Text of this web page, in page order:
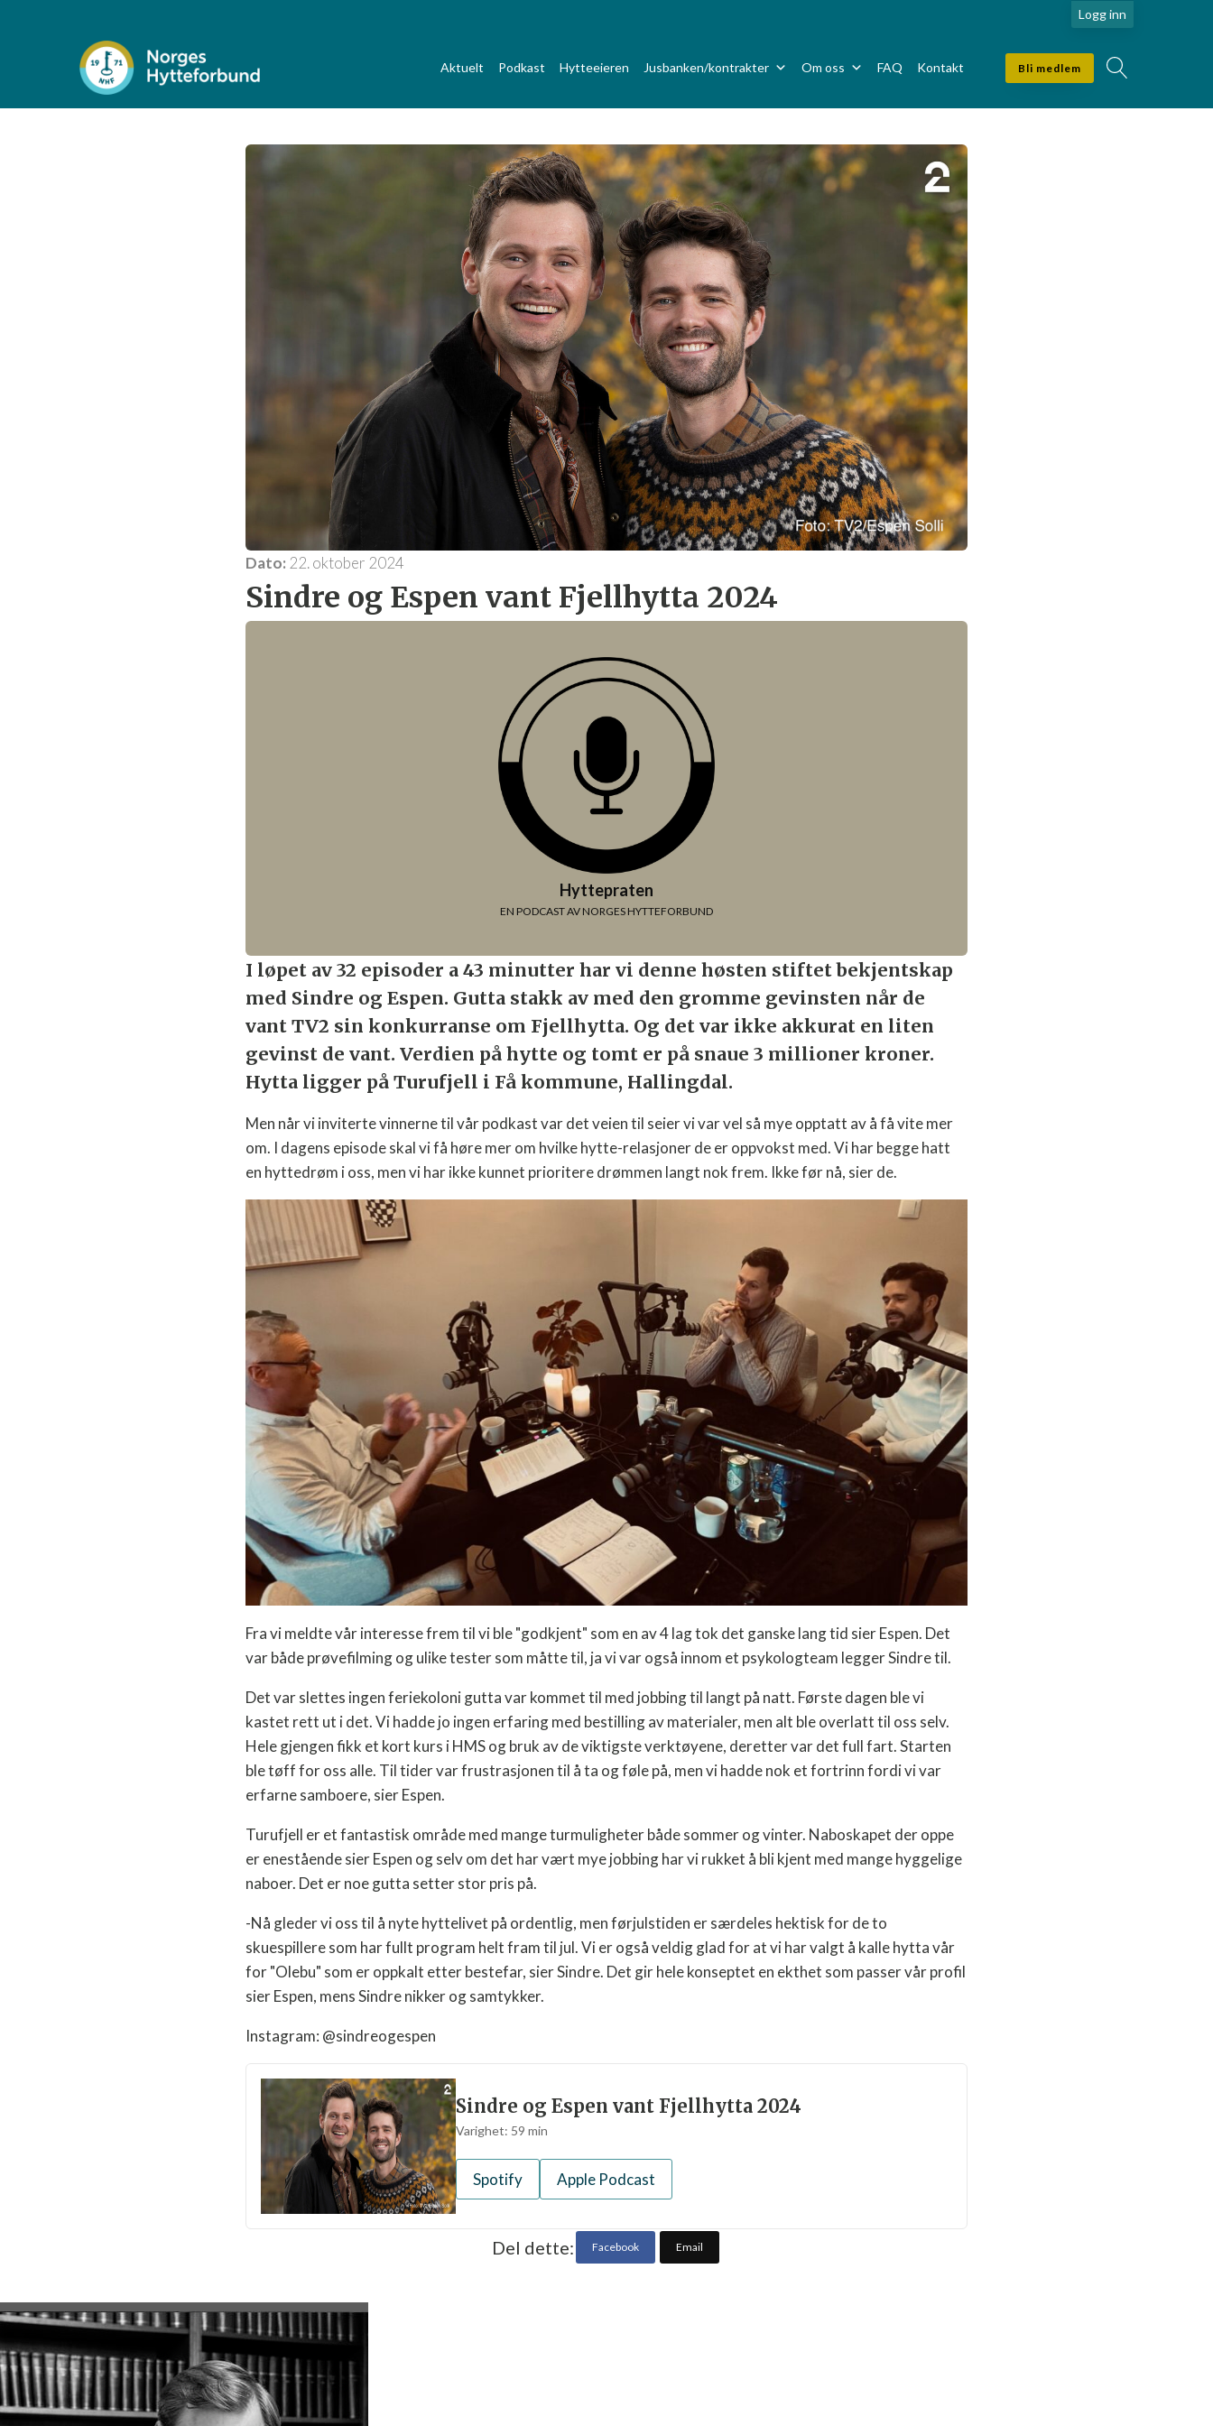
Logg inn
Aktuelt Podkast Hytteeieren Jusbanken/kontrakter Om oss FAQ Kontakt Bli medlem
Dato: 22. oktober 2024
Sindre og Espen vant Fjellhytta 2024
Hyttepraten
EN PODCAST AV NORGES HYTTEFORBUND
I løpet av 32 episoder a 43 minutter har vi denne høsten stiftet bekjentskap
med Sindre og Espen. Gutta stakk av med den gromme gevinsten når de
vant TV2 sin konkurranse om Fjellhytta. Og det var ikke akkurat en liten
gevinst de vant. Verdien på hytte og tomt er på snaue 3 millioner kroner.
Hytta ligger på Turufjell i Få kommune, Hallingdal.
Men når vi inviterte vinnerne til vår podkast var det veien til seier vi var vel så mye opptatt av å få vite mer
om. I dagens episode skal vi få høre mer om hvilke hytte-relasjoner de er oppvokst med. Vi har begge hatt
en hyttedrøm i oss, men vi har ikke kunnet prioritere drømmen langt nok frem. Ikke før nå, sier de.
Fra vi meldte vår interesse frem til vi ble "godkjent" som en av 4 lag tok det ganske lang tid sier Espen. Det
var både prøvefilming og ulike tester som måtte til, ja vi var også innom et psykologteam legger Sindre til.
Det var slettes ingen feriekoloni gutta var kommet til med jobbing til langt på natt. Første dagen ble vi
kastet rett ut i det. Vi hadde jo ingen erfaring med bestilling av materialer, men alt ble overlatt til oss selv.
Hele gjengen fikk et kort kurs i HMS og bruk av de viktigste verktøyene, deretter var det full fart. Starten
ble tøff for oss alle. Til tider var frustrasjonen til å ta og føle på, men vi hadde nok et fortrinn fordi vi var
erfarne samboere, sier Espen.
Turufjell er et fantastisk område med mange turmuligheter både sommer og vinter. Naboskapet der oppe
er enestående sier Espen og selv om det har vært mye jobbing har vi rukket å bli kjent med mange hyggelige
naboer. Det er noe gutta setter stor pris på.
-Nå gleder vi oss til å nyte hyttelivet på ordentlig, men førjulstiden er særdeles hektisk for de to
skuespillere som har fullt program helt fram til jul. Vi er også veldig glad for at vi har valgt å kalle hytta vår
for "Olebu" som er oppkalt etter bestefar, sier Sindre. Det gir hele konseptet en ekthet som passer vår profil
sier Espen, mens Sindre nikker og samtykker.
Instagram: @sindreogespen
Sindre og Espen vant Fjellhytta 2024
Varighet: 59 min
Spotify Apple Podcast
Del dette: Facebook Email